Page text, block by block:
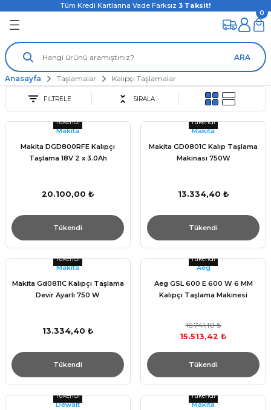
Tüm Kredi Kartlarına Vade Farksız 3 Taksit!
ARA
0
Anasayfa Taşlamalar Kalıpçı Taşlamalar
FİLTRELE SIRALA
Tükendi
Makita
Makita DGD800RFE Kalıpçı
Taşlama 18V 2 x 3.0Ah
20.100,00 ₺
Tükendi
Tükendi
Makita
Makita GD0801C Kalıp Taşlama
Makinası 750W
13.334,40 ₺
Tükendi
Tükendi
Makita
Makita Gd0811C Kalıpçı Taşlama
Devir Ayarlı 750 W
13.334,40 ₺
Tükendi
Tükendi
Aeg
Aeg GSL 600 E 600 W 6 MM
Kalıpçı Taşlama Makinesi
16.741,10 ₺
15.513,42 ₺
Tükendi
Tükendi
Dewalt
Tükendi
Makita